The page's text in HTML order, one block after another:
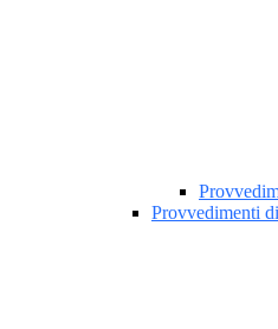
Provvedimenti